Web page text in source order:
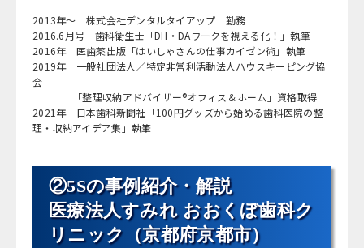
2013年～ 株式会社デンタルタイアップ 勤務
2016.6月号 歯科衛生士「DH・DAワークを視える化！」執筆
2016年 医歯薬出版「はいしゃさんの仕事カイゼン術」執筆
2019年 一般社団法人／特定非営利活動法人ハウスキーピング協
会
「整理収納アドバイザー®オフィス＆ホーム」資格取得
2021年 日本歯科新聞社「100円グッズから始める歯科医院の整
理・収納アイデア集」執筆
②5Sの事例紹介・解説
医療法人すみれ おおくぼ歯科ク
リニック（京都府京都市）